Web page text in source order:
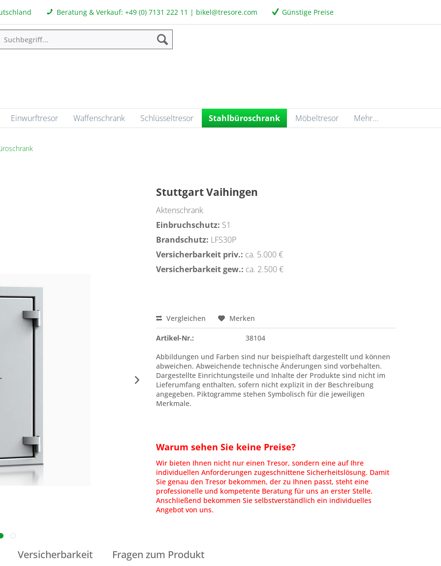
Beratung & Verkauf: +49 (0) 7131 222 11 | bikel@tresore.com Günstige Preise
Einwurftresor Waffenschrank Schlüsseltresor Stahlbüroschrank Möbeltresor Mehr...
Stuttgart Vaihingen
Aktenschrank
Einbruchschutz: S1
Brandschutz: LFS30P
Versicherbarkeit priv.: ca. 5.000 €
Versicherbarkeit gew.: ca. 2.500 €
Vergleichen Merken
Artikel-Nr.:
38104
Abbildungen und Farben sind nur beispielhaft dargestellt und können
abweichen. Abweichende technische Änderungen sind vorbehalten.
Dargestellte Einrichtungsteile und Inhalte der Produkte sind nicht im
Lieferumfang enthalten, sofern nicht explizit in der Beschreibung
angegeben. Piktogramme stehen Symbolisch für die jeweiligen
Merkmale.
Warum sehen Sie keine Preise?
Wir bieten Ihnen nicht nur einen Tresor, sondern eine auf Ihre
individuellen Anforderungen zugeschnittene Sicherheitslösung. Damit
Sie genau den Tresor bekommen, der zu Ihnen passt, steht eine
professionelle und kompetente Beratung für uns an erster Stelle.
Anschließend bekommen Sie selbstverständlich ein individuelles
Angebot von uns.
Versicherbarkeit Fragen zum Produkt